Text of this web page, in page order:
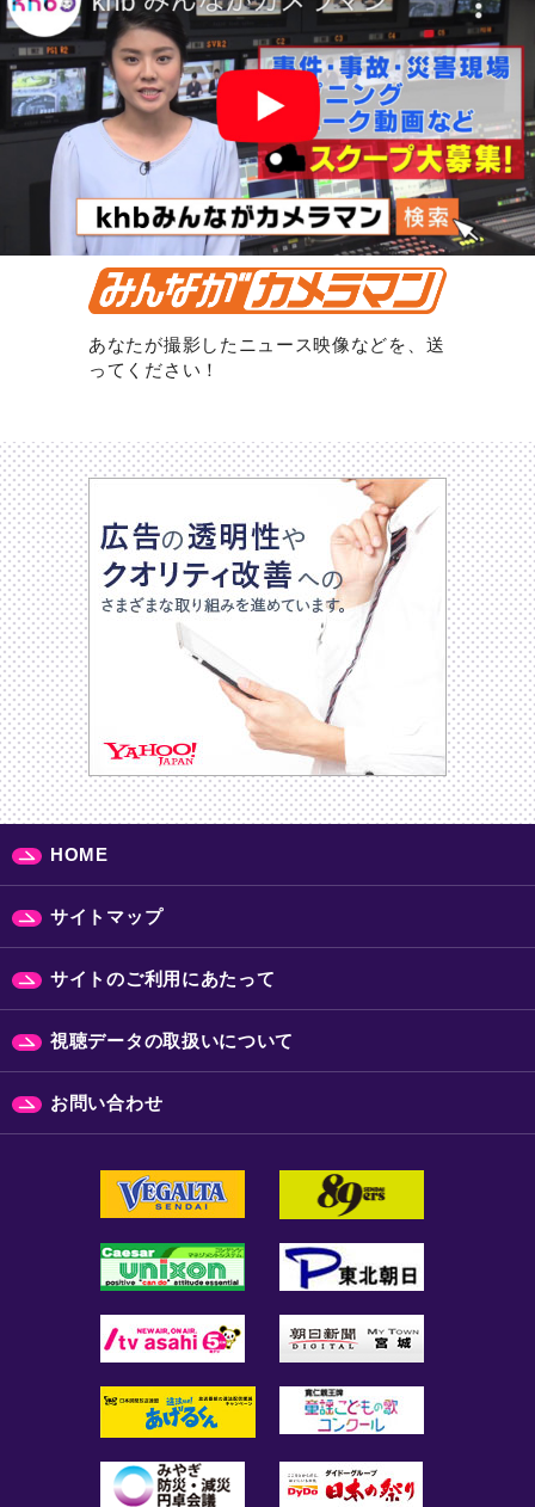
あなたが撮影したニュース映像などを、送
ってください！
HOME
サイトマップ
サイトのご利用にあたって
視聴データの取扱いについて
お問い合わせ